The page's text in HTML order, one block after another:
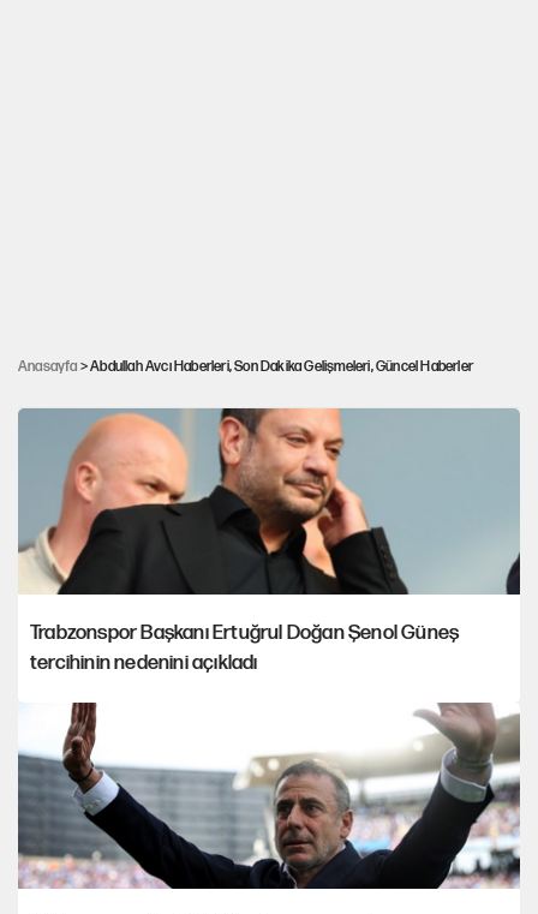
Anasayfa > Abdullah Avcı Haberleri, Son Dakika Gelişmeleri, Güncel Haberler
Süper Lig ekibi Abdullah Avcı'yla anlaştı!
Trabzonspor Başkanı Ertuğrul Doğan Şenol Güneş
tercihinin nedenini açıkladı